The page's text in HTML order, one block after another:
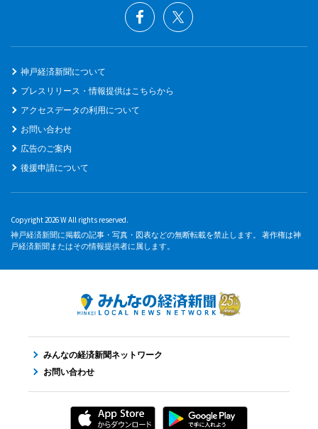
神戸経済新聞について
プレスリリース・情報提供はこちらから
アクセスデータの利用について
お問い合わせ
広告のご案内
後援申請について
Copyright 2026 W All rights reserved.
神戸経済新聞に掲載の記事・写真・図表などの無断転載を禁止します。 著作権は神
戸経済新聞またはその情報提供者に属します。
みんなの経済新聞ネットワーク
お問い合わせ